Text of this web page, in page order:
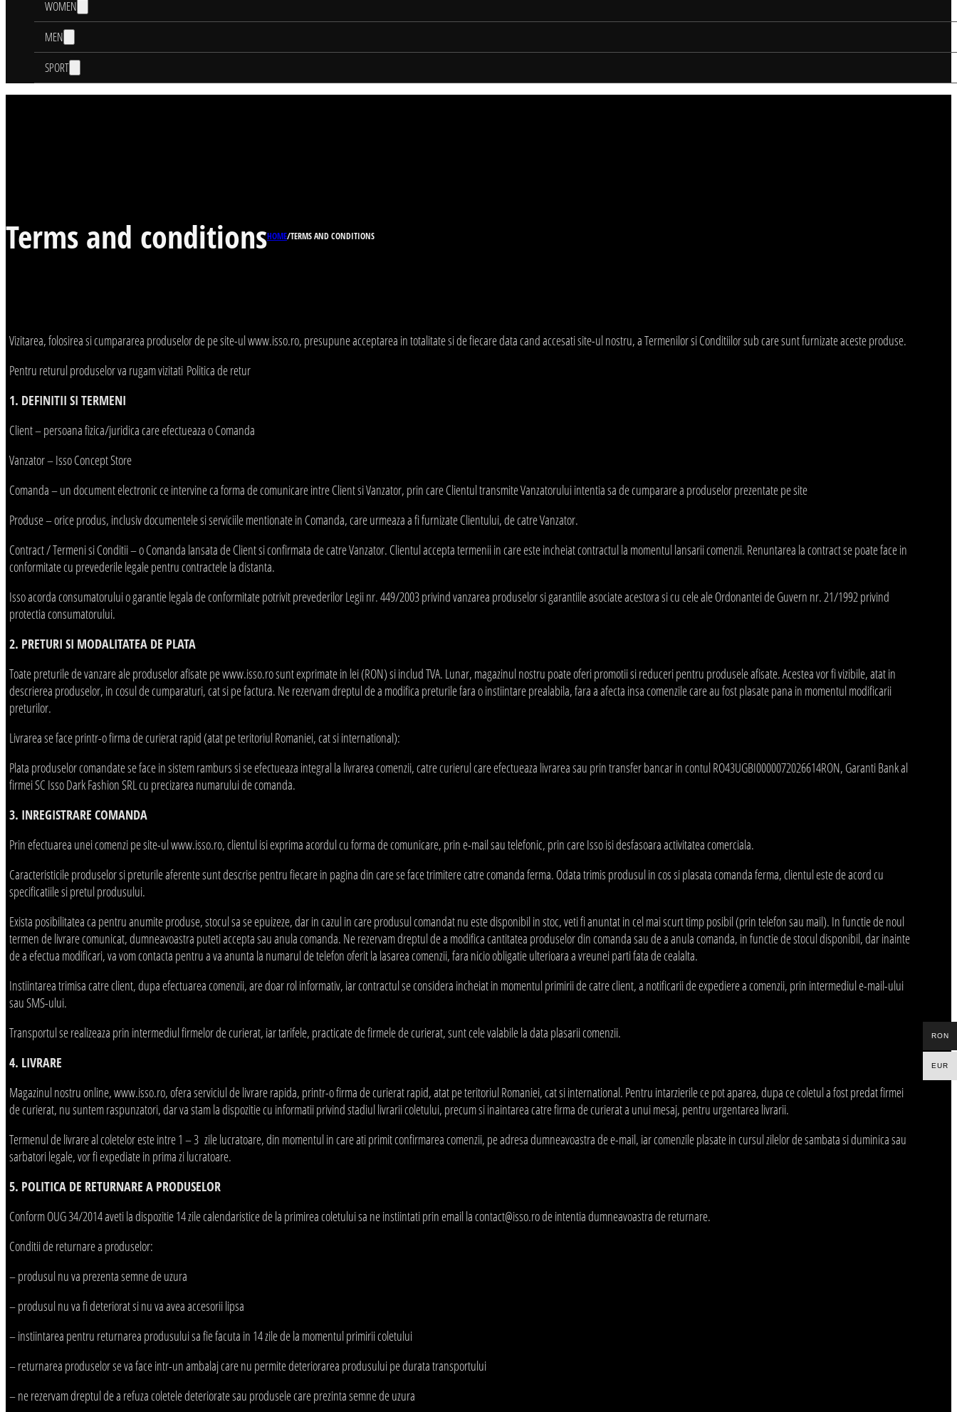
WOMEN
MEN
SPORT
Terms and conditionsHOME/TERMS AND CONDITIONS
Vizitarea, folosirea si cumpararea produselor de pe site-ul www.isso.ro, presupune acceptarea in totalitate si de fiecare data cand accesati site-ul nostru, a Termenilor si Conditiilor sub care sunt furnizate aceste produse.
Pentru returul produselor va rugam vizitati Politica de retur
1. DEFINITII SI TERMENI
Client – persoana fizica/juridica care efectueaza o Comanda
Vanzator – Isso Concept Store
Comanda – un document electronic ce intervine ca forma de comunicare intre Client si Vanzator, prin care Clientul transmite Vanzatorului intentia sa de cumparare a produselor prezentate pe site
Produse – orice produs, inclusiv documentele si serviciile mentionate in Comanda, care urmeaza a fi furnizate Clientului, de catre Vanzator.
Contract / Termeni si Conditii – o Comanda lansata de Client si confirmata de catre Vanzator. Clientul accepta termenii in care este incheiat contractul la momentul lansarii comenzii. Renuntarea la contract se poate face in
conformitate cu prevederile legale pentru contractele la distanta.
Isso acorda consumatorului o garantie legala de conformitate potrivit prevederilor Legii nr. 449/2003 privind vanzarea produselor si garantiile asociate acestora si cu cele ale Ordonantei de Guvern nr. 21/1992 privind
protectia consumatorului.
2. PRETURI SI MODALITATEA DE PLATA
Toate preturile de vanzare ale produselor afisate pe www.isso.ro sunt exprimate in lei (RON) si includ TVA. Lunar, magazinul nostru poate oferi promotii si reduceri pentru produsele afisate. Acestea vor fi vizibile, atat in
descrierea produselor, in cosul de cumparaturi, cat si pe factura. Ne rezervam dreptul de a modifica preturile fara o instiintare prealabila, fara a afecta insa comenzile care au fost plasate pana in momentul modificarii
preturilor.
Livrarea se face printr-o firma de curierat rapid (atat pe teritoriul Romaniei, cat si international):
Plata produselor comandate se face in sistem ramburs si se efectueaza integral la livrarea comenzii, catre curierul care efectueaza livrarea sau prin transfer bancar in contul RO43UGBI0000072026614RON, Garanti Bank al
firmei SC Isso Dark Fashion SRL cu precizarea numarului de comanda.
3. INREGISTRARE COMANDA
Prin efectuarea unei comenzi pe site-ul www.isso.ro, clientul isi exprima acordul cu forma de comunicare, prin e-mail sau telefonic, prin care Isso isi desfasoara activitatea comerciala.
Caracteristicile produselor si preturile aferente sunt descrise pentru fiecare in pagina din care se face trimitere catre comanda ferma. Odata trimis produsul in cos si plasata comanda ferma, clientul este de acord cu
specificatiile si pretul produsului.
Exista posibilitatea ca pentru anumite produse, stocul sa se epuizeze, dar in cazul in care produsul comandat nu este disponibil in stoc, veti fi anuntat in cel mai scurt timp posibil (prin telefon sau mail). In functie de noul
termen de livrare comunicat, dumneavoastra puteti accepta sau anula comanda. Ne rezervam dreptul de a modifica cantitatea produselor din comanda sau de a anula comanda, in functie de stocul disponibil, dar inainte
de a efectua modificari, va vom contacta pentru a va anunta la numarul de telefon oferit la lasarea comenzii, fara nicio obligatie ulterioara a vreunei parti fata de cealalta.
Instiintarea trimisa catre client, dupa efectuarea comenzii, are doar rol informativ, iar contractul se considera incheiat in momentul primirii de catre client, a notificarii de expediere a comenzii, prin intermediul e-mail-ului
sau SMS-ului.
Transportul se realizeaza prin intermediul firmelor de curierat, iar tarifele, practicate de firmele de curierat, sunt cele valabile la data plasarii comenzii.
4. LIVRARE
Magazinul nostru online, www.isso.ro, ofera serviciul de livrare rapida, printr-o firma de curierat rapid, atat pe teritoriul Romaniei, cat si international. Pentru intarzierile ce pot aparea, dupa ce coletul a fost predat firmei
de curierat, nu suntem raspunzatori, dar va stam la dispozitie cu informatii privind stadiul livrarii coletului, precum si inaintarea catre firma de curierat a unui mesaj, pentru urgentarea livrarii.
Termenul de livrare al coletelor este intre 1 – 3 zile lucratoare, din momentul in care ati primit confirmarea comenzii, pe adresa dumneavoastra de e-mail, iar comenzile plasate in cursul zilelor de sambata si duminica sau
sarbatori legale, vor fi expediate in prima zi lucratoare.
5. POLITICA DE RETURNARE A PRODUSELOR
Conform OUG 34/2014 aveti la dispozitie 14 zile calendaristice de la primirea coletului sa ne instiintati prin email la contact@isso.ro de intentia dumneavoastra de returnare.
Conditii de returnare a produselor:
– produsul nu va prezenta semne de uzura
– produsul nu va fi deteriorat si nu va avea accesorii lipsa
– instiintarea pentru returnarea produsului sa fie facuta in 14 zile de la momentul primirii coletului
– returnarea produselor se va face intr-un ambalaj care nu permite deteriorarea produsului pe durata transportului
– ne rezervam dreptul de a refuza coletele deteriorate sau produsele care prezinta semne de uzura
RON
EUR